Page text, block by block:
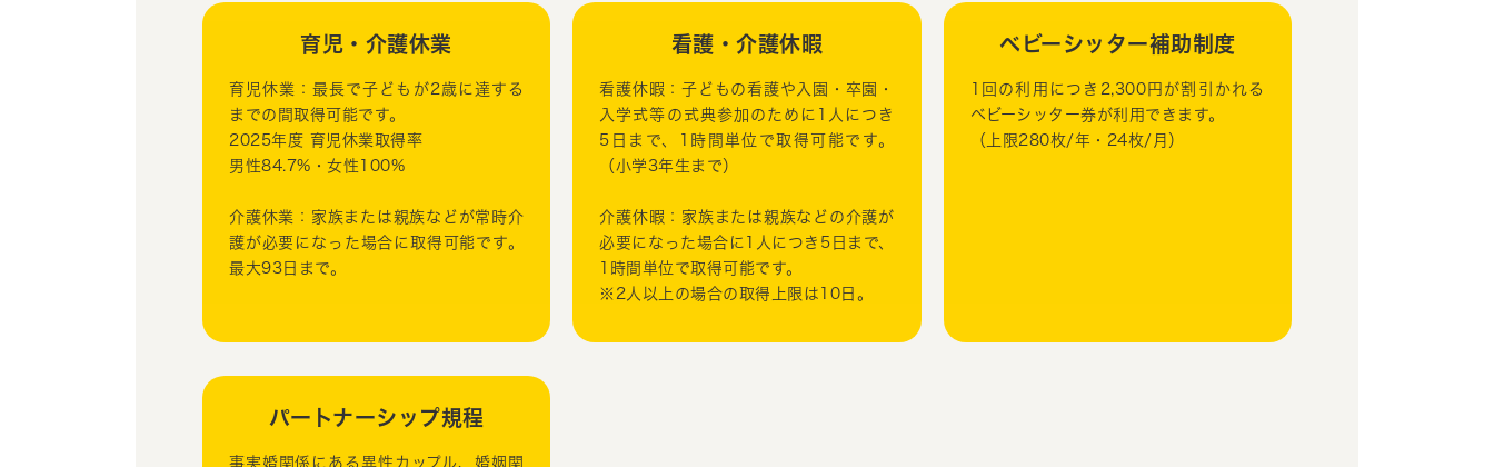
育児・介護休業
育児休業：最長で子どもが2歳に達する
までの間取得可能です。
2025年度 育児休業取得率
男性84.7%・女性100%
介護休業：家族または親族などが常時介
護が必要になった場合に取得可能です。
最大93日まで。
看護・介護休暇
看護休暇：子どもの看護や入園・卒園・
入学式等の式典参加のために1人につき
5日まで、1時間単位で取得可能です。
（小学3年生まで）
介護休暇：家族または親族などの介護が
必要になった場合に1人につき5日まで、
1時間単位で取得可能です。
※2人以上の場合の取得上限は10日。
ベビーシッター補助制度
1回の利用につき2,300円が割引かれる
ベビーシッター券が利用できます。
（上限280枚/年・24枚/月）
パートナーシップ規程
事実婚関係にある異性カップル、婚姻関